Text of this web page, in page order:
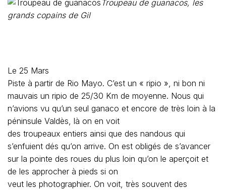
Troupeau de guanacos, les
grands copains de Gil
Le 25 Mars
Piste à partir de Rio Mayo. C’est un « ripio », ni bon ni
mauvais un ripio de 25/30 Km de moyenne. Nous qui
n’avions vu qu’un seul ganaco et encore de très loin à la
péninsule Valdès, là on en voit
des troupeaux entiers ainsi que des nandous qui
s’enfuient dés qu’on arrive. On est obligés de s’avancer
sur la pointe des roues du plus loin qu’on le aperçoit et
de les approcher à pieds si on
veut les photographier. On voit, très souvent des